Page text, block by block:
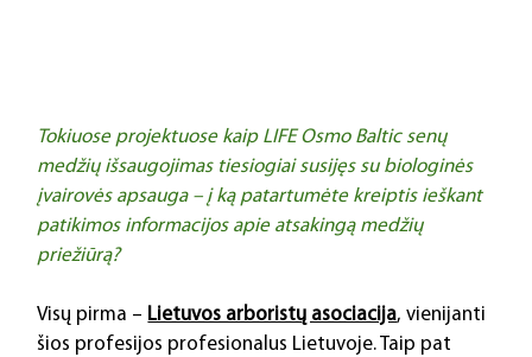
Tokiuose projektuose kaip LIFE Osmo Baltic senų
medžių išsaugojimas tiesiogiai susijęs su biologinės
įvairovės apsauga – į ką patartumėte kreiptis ieškant
patikimos informacijos apie atsakingą medžių
priežiūrą?
Visų pirma – Lietuvos arboristų asociacija, vienijanti
šios profesijos profesionalus Lietuvoje. Taip pat